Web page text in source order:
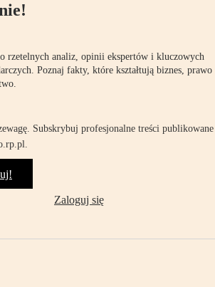
rzetelnych analiz, opinii ekspertów i kluczowych
Poznaj fakty, które kształtują biznes, prawo
Subskrybuj profesjonalne treści publikowane
Zaloguj się